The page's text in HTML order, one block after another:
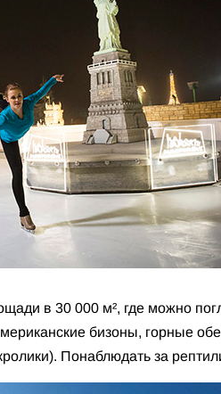
в 30 000 м², где можно
бизоны, горные
Понаблюдать за